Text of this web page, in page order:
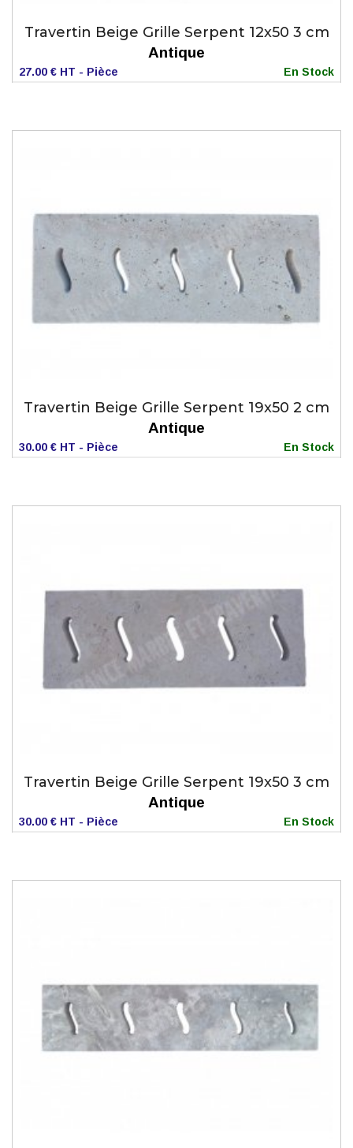
Travertin Beige Grille Serpent 12x50 3 cm
Antique
27.00 € HT - Pièce En Stock
Travertin Beige Grille Serpent 19x50 2 cm
Antique
30.00 € HT - Pièce En Stock
Travertin Beige Grille Serpent 19x50 3 cm
Antique
30.00 € HT - Pièce En Stock